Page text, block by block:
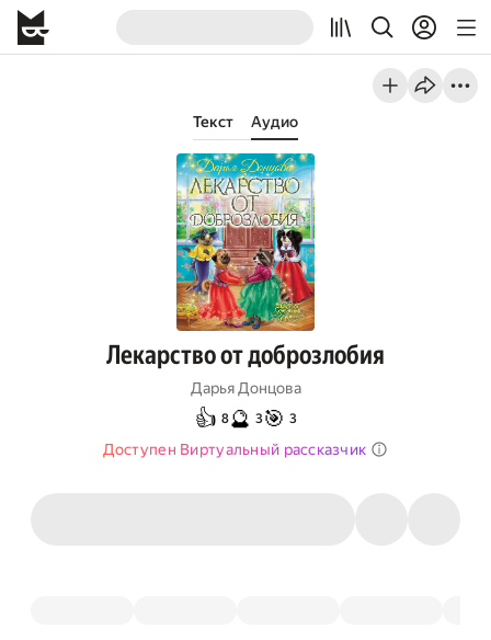
Текст Аудио
Лекарство от доброзлобия
Дарья Донцова
👍 8🔮 3🎯 3
Доступен Виртуальный рассказчик